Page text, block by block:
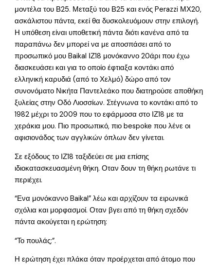
μοντέλα του Β25. Μεταξύ του Β25 και ενός Perazzi ΜΧ20,
ασκάλιστου πάντα, εκεί θα δυσκολευόμουν στην επιλογή.
Η υπόθεση είναι υποθετική πάντα διότι κανένα από τα
παραπάνω δεν μπορεί να με αποσπάσει από το
προσωπικό μου Baikal ΙΖ18 μονόκαννο 20άρι που έχω
διασκευάσει και για το οποίο έφτιαξα κοντάκι από
ελληνική καρυδιά (από το Χελμό) δώρο από τον
συνονόματο Νικήτα Παντελεάκο που διατηρούσε αποθήκη
ξυλείας στην Οδό Λιοσσίων. Στέγνωνα το κοντάκι από το
1982 μέχρι το 2009 που το εφάρμοσα στο ΙΖ18 με τα
χεράκια μου. Πιο προσωπικό, πιο bespoke που λένε οι
αφισιονάδος των αγγλικών όπλων δεν γίνεται.
Σε εξόδους το ΙΖ18 ταξιδεύει σε μια επίσης
ιδιοκατασκευασμένη θήκη. Οταν δουν τη θήκη ρωτάνε τι
περιέχει.
“Ενα μονόκαννο Baikal” λέω και αρχίζουν τα ειρωνικά
σχόλια και μορφασμοί. Οταν βγει από τη θήκη σχεδόν
πάντα ακούγεται η ερώτηση:
“Το πουλάς;”.
Η ερώτηση έχει πλάκα όταν προέρχεται από άτομο που